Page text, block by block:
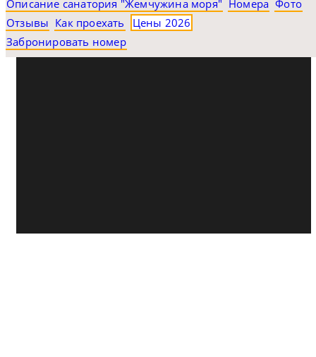
Описание санатория "Жемчужина моря" Номера Фото
Отзывы Как проехать
Цены 2026
Забронировать номер